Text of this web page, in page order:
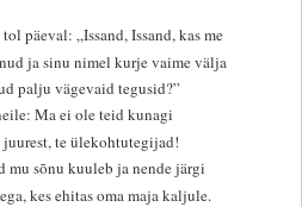
päeval: „Issand, Issand, kas me
ja sinu nimel kurje vaime välja
palju vägevaid tegusid?”
Ma ei ole teid kunagi
te ülekohtutegijad!
mu sõnu kuuleb ja nende järgi
kes ehitas oma maja kaljule.